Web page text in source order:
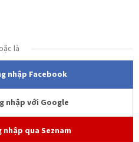
là
nhập Facebook
nhập với Google
nhập qua Seznam